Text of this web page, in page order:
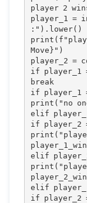
player 2
player_1 =
:").lower()
Move}")
player_2 =
if player_1
break
if player_1
print("no
elif
if player_2
elif
elif
if player_2